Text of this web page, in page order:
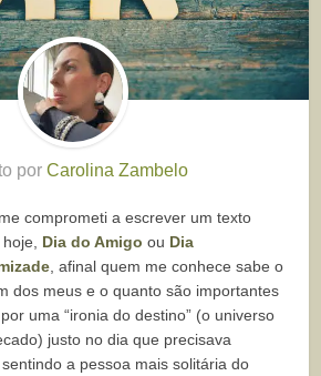
por Carolina Zambelo
comprometi a escrever um texto
Dia do Amigo ou Dia
, afinal quem me conhece sabe o
dos meus e o quanto são importantes
uma “ironia do destino” (o universo
justo no dia que precisava
a pessoa mais solitária do